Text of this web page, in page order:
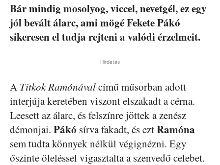
Bár mindig mosolyog, viccel, nevetgél, ez egy
jól bevált álarc, ami mögé Fekete Pákó
sikeresen el tudja rejteni a valódi érzelmeit.
Hirdetés
A Titkok Ramónávalcímű műsorban adott
interjúja keretében viszont elszakadt a cérna.
Leesett az álarc, és felszínre jöttek a zenész
démonjai. Pákó sírva fakadt, és eztRamóna
sem tudta könnyek nélkül végignézni. Egy
őszinte öleléssel vigasztalta a szenvedő celebet.